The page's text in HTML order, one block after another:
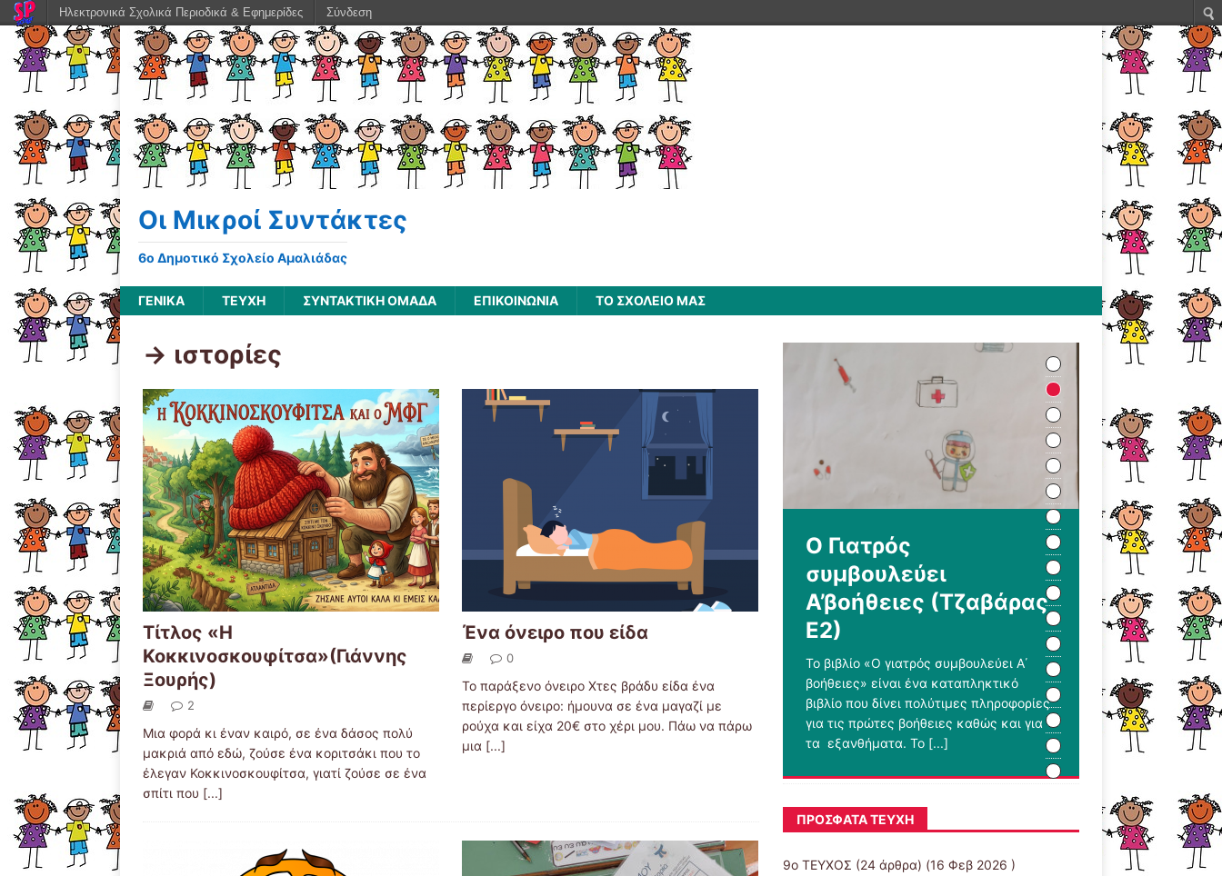
Οι Μικροί Συντάκτες
6ο Δημοτικό Σχολείο Αμαλιάδας
ΓΕΝΙΚΆ ΤΕΥΧΗ ΣΥΝΤΑΚΤΙΚΗ ΟΜΑΔΑ ΕΠΙΚΟΙΝΩΝΙΑ ΤΟ ΣΧΟΛΕΙΟ ΜΑΣ
-> ιστορίες
Τίτλος «Η
Κοκκινοσκουφίτσα»(Γιάννης
Ξουρής)
2
Μια φορά κι έναν καιρό, σε ένα δάσος πολύ
μακριά από εδώ, ζούσε ένα κοριτσάκι που το
έλεγαν Κοκκινοσκουφίτσα, γιατί ζούσε σε ένα
σπίτι που [...]
Ένα όνειρο που είδα
0
Το παράξενο όνειρο Χτες βράδυ είδα ένα
περίεργο όνειρο: ήμουνα σε ένα μαγαζί με
ρούχα και είχα 20€ στο χέρι μου. Πάω να πάρω
μια [...]
Ο Γιατρός
συμβουλεύει
Α’βοήθειες (Τζαβάρας
Ε2)
Το βιβλίο «Ο γιατρός συμβουλεύει Α΄
βοήθειες» είναι ένα καταπληκτικό
βιβλίο που δίνει πολύτιμες πληροφορίες
για τις πρώτες βοήθειες καθώς και για
τα εξανθήματα. Το [...]
ΠΡΌΣΦΑΤΑ ΤΕΎΧΗ
9ο ΤΕΥΧΟΣ (24 άρθρα) (16 Φεβ 2026 )
Ηλεκτρονικά Σχολικά Περιοδικά & Εφημερίδες Σύνδεση